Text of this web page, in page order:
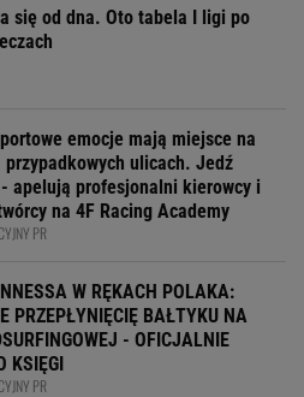
się od dna. Oto tabela I ligi po
emocje mają miejsce na
ulicach. Jedź
apelują profesjonalni kierowcy i
na 4F Racing Academy
PR
W RĘKACH POLAKA:
PRZEPŁYNIĘCIĘ BAŁTYKU NA
- OFICJALNIE
KSIĘGI
PR